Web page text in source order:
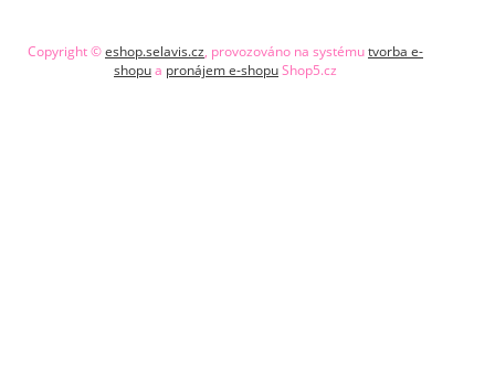
Copyright ©eshop.selavis.cz, provozováno na systémutvorba e-
shopua pronájem e-shopuShop5.cz